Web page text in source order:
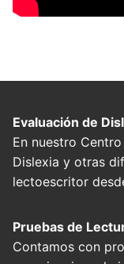
Evaluación de
En nuestro
Dislexia y otras
lectoescritor
Pruebas de
Contamos con